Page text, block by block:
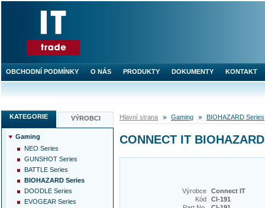
Hlavní strana Gaming BIOHAZARD Series
CONNECT IT
Výrobce
Connect IT
Kód
CI-191
KATEGORIE VÝROBCI
Gaming
NEO Series
GUNSHOT Series
BATTLE Series
BIOHAZARD Series
DOODLE Series
EVOGEAR Series
OBCHODNÍ PODMÍNKY O NÁS PRODUKTY DOKUMENTY KONTAKT